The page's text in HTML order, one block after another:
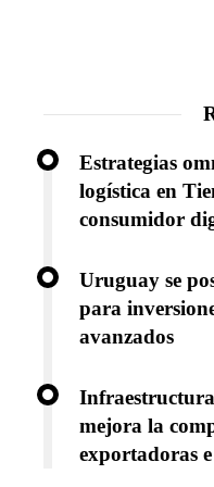
Estrategias
logística en
consumidor
Uruguay se
para
avanzados
mejora la
exportadoras